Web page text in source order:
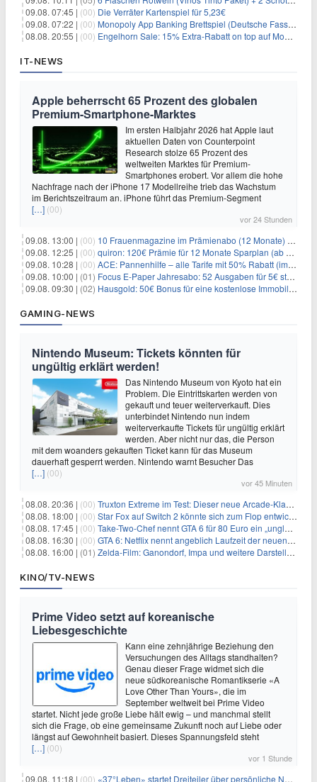
09.08. 07:45 | (00) Die Verräter Kartenspiel für 5,23€
09.08. 07:22 | (00) Monopoly App Banking Brettspiel (Deutsche Fassung) für 9,84€
08.08. 20:55 | (00) Engelhorn Sale: 15% Extra-Rabatt on top auf Mode- und Sport-Artikel
IT-NEWS
Apple beherrscht 65 Prozent des globalen
Premium-Smartphone-Marktes
Im ersten Halbjahr 2026 hat Apple laut
aktuellen Daten von Counterpoint
Research stolze 65 Prozent des
weltweiten Marktes für Premium-
Smartphones erobert. Vor allem die hohe
Nachfrage nach der iPhone 17 Modellreihe trieb das Wachstum
im Berichtszeitraum an. iPhone führt das Premium-Segment
[…] (00)
vor 24 Stunden
09.08. 13:00 | (00) 10 Frauenmagazine im Prämienabo (12 Monate) mit Prämien bis zu 225€
09.08. 12:25 | (00) quiron: 120€ Prämie für 12 Monate Sparplan (ab 100€/Monat)
09.08. 10:28 | (00) ACE: Pannenhilfe – alle Tarife mit 50% Rabatt (im ersten Jahr)
09.08. 10:00 | (01) Focus E-Paper Jahresabo: 52 Ausgaben für 5€ statt 207,48€ – per Formular kündbar!
09.08. 09:30 | (02) Hausgold: 50€ Bonus für eine kostenlose Immobilienbewertung
GAMING-NEWS
Nintendo Museum: Tickets könnten für
ungültig erklärt werden!
Das Nintendo Museum von Kyoto hat ein
Problem. Die Eintrittskarten werden von
gekauft und teuer weiterverkauft. Dies
unterbindet Nintendo nun indem
weiterverkaufte Tickets für ungültig erklärt
werden. Aber nicht nur das, die Person
mit dem woanders gekauften Ticket kann für das Museum
dauerhaft gesperrt werden. Nintendo warnt Besucher Das
[…] (00)
vor 45 Minuten
08.08. 20:36 | (00) Truxton Extreme im Test: Dieser neue Arcade-Klassiker verzeiht dir gar nichts
08.08. 18:00 | (00) Star Fox auf Switch 2 könnte sich zum Flop entwickeln
08.08. 17:45 | (00) Take-Two-Chef nennt GTA 6 für 80 Euro ein „unglaubliches Schnäppchen“
08.08. 16:30 | (00) GTA 6: Netflix nennt angeblich Laufzeit der neuen Gameplay-Präsentation
08.08. 16:00 | (01) Zelda-Film: Ganondorf, Impa und weitere Darsteller sollen feststehen
KINO/TV-NEWS
Prime Video setzt auf koreanische
Liebesgeschichte
Kann eine zehnjährige Beziehung den
Versuchungen des Alltags standhalten?
Genau dieser Frage widmet sich die
neue südkoreanische Romantikserie «A
Love Other Than Yours», die im
September weltweit bei Prime Video
startet. Nicht jede große Liebe hält ewig – und manchmal stellt
sich die Frage, ob eine gemeinsame Zukunft noch auf Liebe oder
längst auf Gewohnheit basiert. Dieses Spannungsfeld steht
[…] (00)
vor 1 Stunde
09.08. 11:18 | (00) «37°Leben» startet Dreiteiler über persönliche Neuanfänge